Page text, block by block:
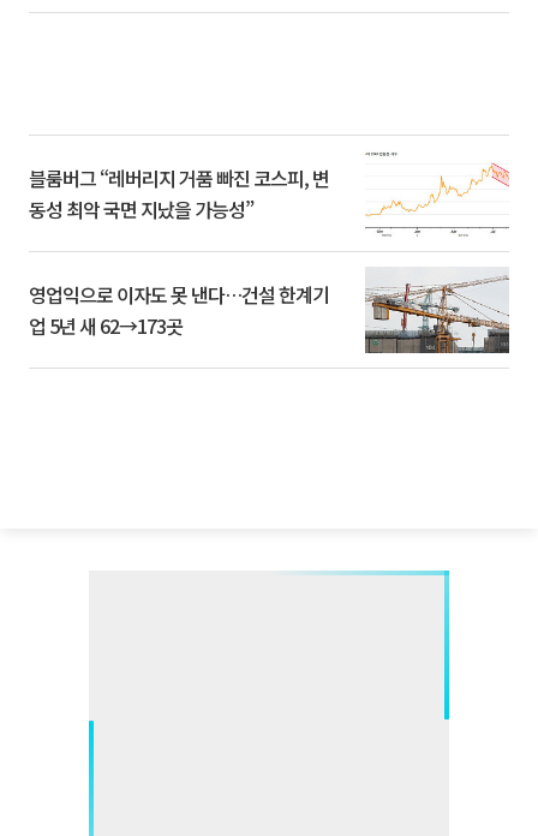
블룸버그 “레버리지 거품 빠진 코스피, 변
동성 최악 국면 지났을 가능성”
영업익으로 이자도 못 낸다…건설 한계기
업 5년 새 62→173곳